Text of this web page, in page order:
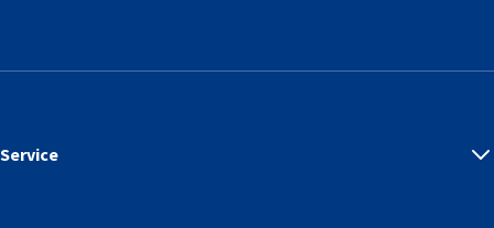
Service